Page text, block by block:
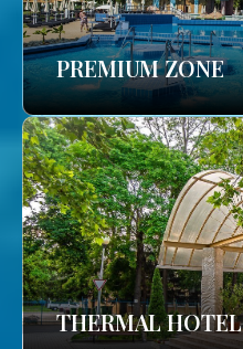
PREMIUM ZONE
THERMAL HOTEL